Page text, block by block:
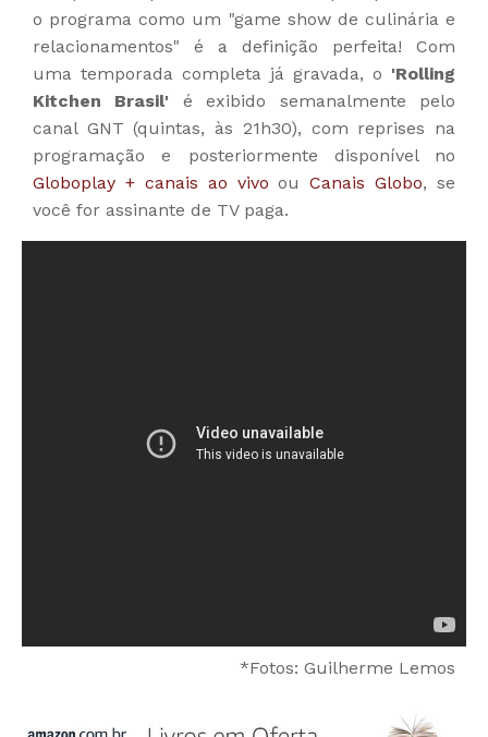
o programa como um "game show de culinária e
relacionamentos" é a definição perfeita! Com
uma temporada completa já gravada, o 'Rolling
Kitchen Brasil' é exibido semanalmente pelo
canal GNT (quintas, às 21h30), com reprises na
programação e posteriormente disponível no
Globoplay + canais ao vivo ouCanais Globo, se
você for assinante de TV paga.
*Fotos: Guilherme Lemos